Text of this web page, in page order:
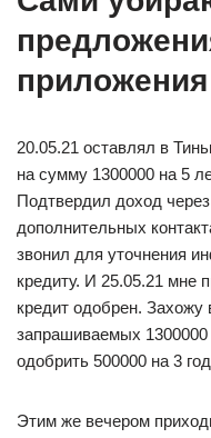
приложения
20.05.21 оставлял в
на сумму 1300000 на 5
Подтвердил доход
дополнительных
звонил для уточнения
кредиту. И 25.05.21 мне
кредит одобрен.
запрашиваемых
одобрить 500000 на 3
Этим же вечером